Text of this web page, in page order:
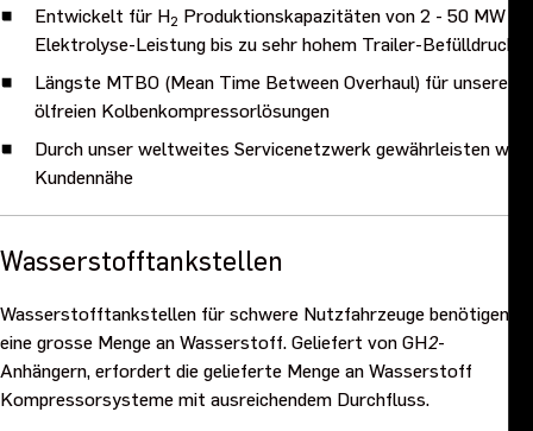
Entwickelt für H2 Produktionskapazitäten von 2 - 50 MW
Elektrolyse-Leistung bis zu sehr hohem Trailer-Befülldruck
Längste MTBO (Mean Time Between Overhaul) für unsere
ölfreien Kolbenkompressorlösungen
Durch unser weltweites Servicenetzwerk gewährleisten wir
Kundennähe
Wasserstofftankstellen
Wasserstofftankstellen für schwere Nutzfahrzeuge benötigen
eine grosse Menge an Wasserstoff. Geliefert von GH2-
Anhängern, erfordert die gelieferte Menge an Wasserstoff
Kompressorsysteme mit ausreichendem Durchfluss.